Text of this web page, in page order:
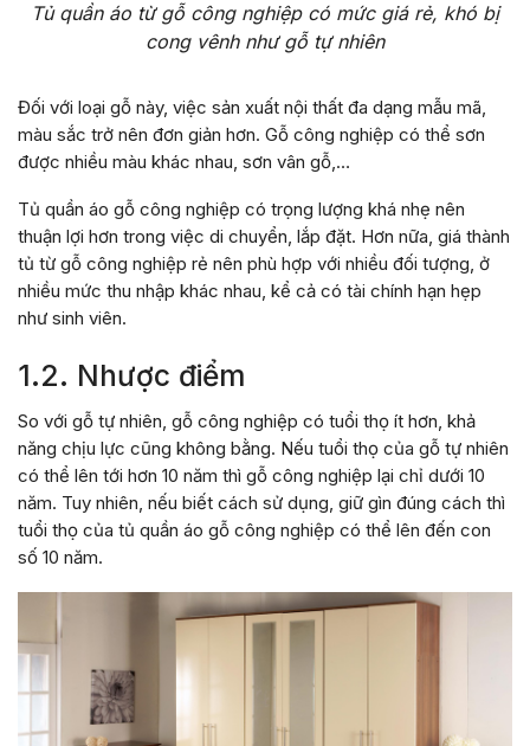
Tủ quần áo từ gỗ công nghiệp có mức giá rẻ, khó bị
cong vênh như gỗ tự nhiên
Đối với loại gỗ này, việc sản xuất nội thất đa dạng mẫu mã,
màu sắc trở nên đơn giản hơn. Gỗ công nghiệp có thể sơn
được nhiều màu khác nhau, sơn vân gỗ,…
Tủ quần áo gỗ công nghiệp có trọng lượng khá nhẹ nên
thuận lợi hơn trong việc di chuyển, lắp đặt. Hơn nữa, giá thành
tủ từ gỗ công nghiệp rẻ nên phù hợp với nhiều đối tượng, ở
nhiều mức thu nhập khác nhau, kể cả có tài chính hạn hẹp
như sinh viên.
1.2. Nhược điểm
So với gỗ tự nhiên, gỗ công nghiệp có tuổi thọ ít hơn, khả
năng chịu lực cũng không bằng. Nếu tuổi thọ của gỗ tự nhiên
có thể lên tới hơn 10 năm thì gỗ công nghiệp lại chỉ dưới 10
năm. Tuy nhiên, nếu biết cách sử dụng, giữ gìn đúng cách thì
tuổi thọ của tủ quần áo gỗ công nghiệp có thể lên đến con
số 10 năm.